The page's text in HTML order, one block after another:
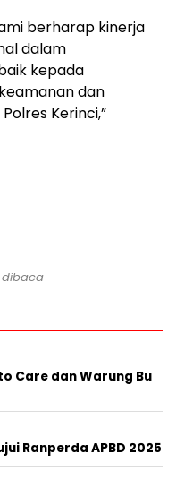
berharap kinerja
dalam
kepada
dan
Kerinci,”
dibaca
Care dan Warung Bu
Ranperda APBD 2025